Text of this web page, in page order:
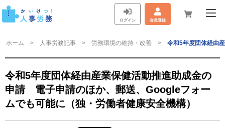
ログイン 会員登録
ホーム 人事労務記事 労務環境の維持・改善 令和5年度団体経由
令和5年度団体経由産業保健活動推進助成金の
申請 電子申請のほか、郵送、Googleフォー
ムでも可能に（独・労働者健康安全機構）